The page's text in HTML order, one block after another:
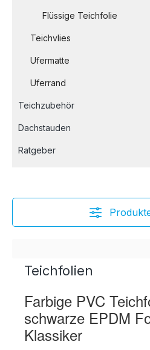
Flüssige Teichfolie
Teichvlies
Ufermatte
Uferrand
Teichzubehör
Dachstauden
Ratgeber
Teichfolien
Farbige PVC
schwarze EPDM
Klassiker